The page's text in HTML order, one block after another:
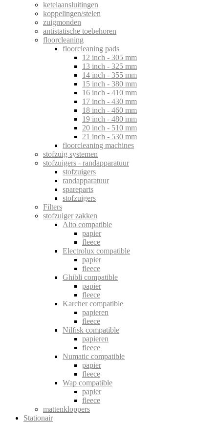
ketelaansluitingen
koppelingen/stelen
zuigmonden
antistatische toebehoren
floorcleaning
floorcleaning pads
12 inch - 305 mm
13 inch - 325 mm
14 inch - 355 mm
15 inch - 380 mm
16 inch - 410 mm
17 inch - 430 mm
18 inch - 460 mm
19 inch - 480 mm
20 inch - 510 mm
21 inch - 530 mm
floorcleaning machines
stofzuig systemen
stofzuigers - randapparatuur
stofzuigers
randapparatuur
spareparts
stofzuigers
Filters
stofzuiger zakken
Alto compatible
papier
fleece
Electrolux compatible
papier
fleece
Ghibli compatible
papier
fleece
Karcher compatible
papieren
fleece
Nilfisk compatible
papieren
fleece
Numatic compatible
papier
fleece
Wap compatible
papier
fleece
mattenkloppers
Stationair